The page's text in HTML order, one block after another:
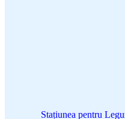
Stațiunea pentru